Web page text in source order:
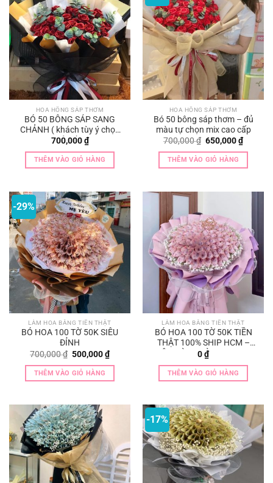
HOA HỒNG SÁP THƠM
BÓ 50 BÔNG SÁP SANG
CHẢNH ( khách tùy ý chọn
màu hoa đỏ , hồng , xanh ,
vàng , cam , tím ….
700,000₫
THÊM VÀO GIỎ HÀNG
HOA HỒNG SÁP THƠM
Bó 50 bông sáp thơm – đủ
màu tự chọn mix cao cấp
700,000₫ Giá
là:
700,000 ₫.
650,000₫Giá
hiện
tại
THÊM VÀO GIỎ HÀNG
-29%
LÀM HOA BẰNG TIỀN THẬT
BÓ HOA 100 TỜ 50K SIÊU
ĐỈNH
700,000₫ Giá
là:
700,000 ₫.
500,000₫Giá
hiện
tại
THÊM VÀO GIỎ HÀNG
LÀM HOA BẰNG TIỀN THẬT
BÓ HOA 100 TỜ 50K TIỀN
THẬT 100% SHIP HCM –
BIÊN HÒA – BÌNH DƯƠNG
0₫
THÊM VÀO GIỎ HÀNG
-17%